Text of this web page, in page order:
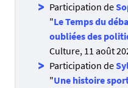
Participation de
"Le Temps du
oubliées des
Culture, 11 août
Participation de
"Une histoire